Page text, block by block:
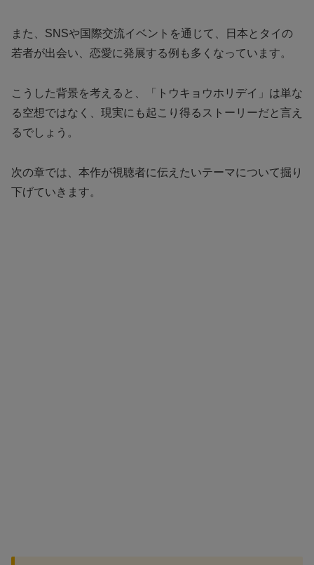
また、SNSや国際交流イベントを通じて、日本とタイの
若者が出会い、恋愛に発展する例も多くなっています。
こうした背景を考えると、「トウキョウホリデイ」は単な
る空想ではなく、現実にも起こり得るストーリーだと言え
るでしょう。
次の章では、本作が視聴者に伝えたいテーマについて掘り
下げていきます。